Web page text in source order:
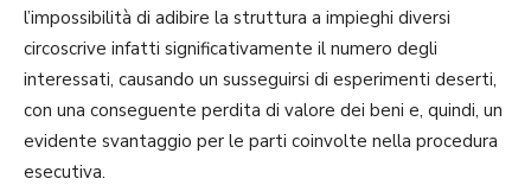
l’impossibilità di adibire la struttura a impieghi diversi
circoscrive infatti significativamente il numero degli
interessati, causando un susseguirsi di esperimenti deserti,
con una conseguente perdita di valore dei beni e, quindi, un
evidente svantaggio per le parti coinvolte nella procedura
esecutiva.